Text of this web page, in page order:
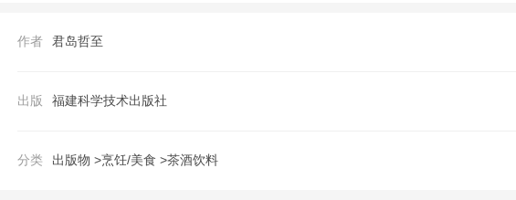
餮盛宴！没错，葡萄酒就是充满着这样的魅力。您如果
【作者】
作者 君岛哲至
出版 福建科学技术出版社
分类 出版物 >烹饪/美食 >茶酒饮料